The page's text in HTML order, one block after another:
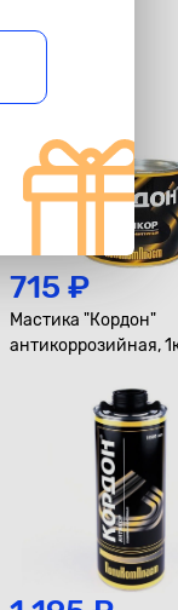
715 ₽
Мастика "Кордон"
антикоррозийная,